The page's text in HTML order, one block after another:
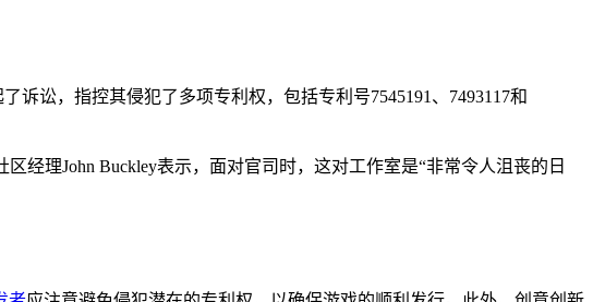
诉讼，指控其侵犯了多项专利权，包括专利号7545191、7493117和
经理John Buckley表示，面对官司时，这对工作室是“非常令人沮丧的日